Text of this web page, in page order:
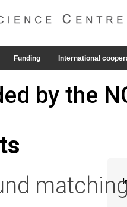
Funding International
by the